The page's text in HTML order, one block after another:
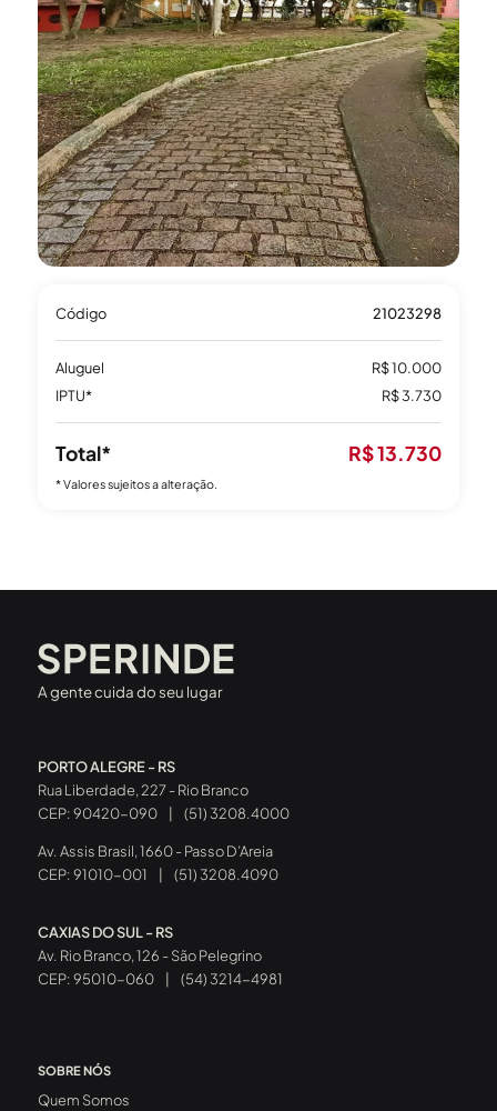
Código 21023298
Aluguel
R$ 10.000
IPTU*
R$ 3.730
Total* R$ 13.730
* Valores sujeitos a alteração.
A gente cuida do seu lugar
PORTO ALEGRE - RS
Rua Liberdade, 227 - Rio Branco
CEP: 90420-090
(51) 3208.4000
Av. Assis Brasil, 1660 - Passo D’Areia
CEP: 91010-001
(51) 3208.4090
CAXIAS DO SUL - RS
Av. Rio Branco, 126 - São Pelegrino
CEP: 95010-060
| (54) 3214-4981
SOBRE NÓS
Quem Somos